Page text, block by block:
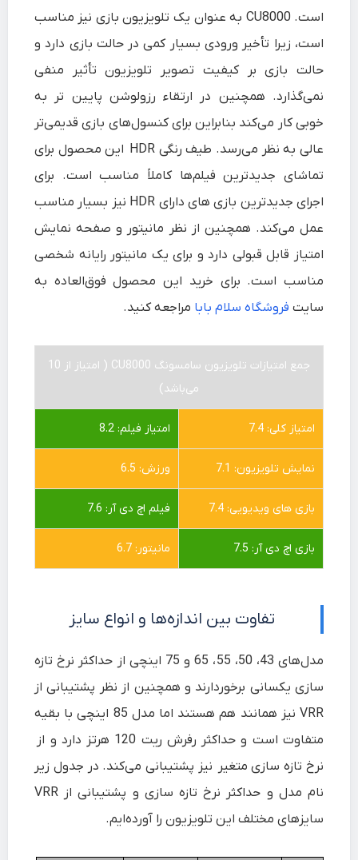
است. CU8000 به عنوان یک تلویزیون بازی نیز مناسب
است، زیرا تأخیر ورودی بسیار کمی در حالت بازی دارد و
حالت بازی بر کیفیت تصویر تلویزیون تأثیر منفی
نمی‌گذارد. همچنین در ارتقاء رزولوشن پایین تر به
خوبی کار می‌کند بنابراین برای کنسول‌های بازی قدیمی‌تر
عالی به نظر می‌رسد. طیف رنگی HDR این محصول برای
تماشای جدیدترین فیلم‌ها کاملاً مناسب است. برای
اجرای جدیدترین بازی های دارای HDR نیز بسیار مناسب
عمل می‌کند. همچنین از نظر مانیتور و صفحه نمایش
امتیاز قابل قبولی دارد و برای یک مانیتور رایانه شخصی
مناسب است. برای خرید این محصول فوق‌العاده به
سایت فروشگاه سلام بابا مراجعه کنید.
جمع امتیازات تلویزیون سامسونگ CU8000 ( امتیاز از 10
می‌باشد)
امتیاز کلی: 7.4 امتیاز فیلم: 8.2
نمایش تلویزیون: 7.1 ورزش: 6.5
بازی های ویدیویی: 7.4 فیلم اچ دی آر: 7.6
بازی اچ دی آر: 7.5 مانیتور: 6.7
تفاوت بین اندازه‌ها و انواع سایز
مدل‌های 43، 50، 55، 65 و 75 اینچی از حداکثر نرخ تازه
سازی یکسانی برخوردارند و همچنین از نظر پشتیبانی از
VRR نیز همانند هم هستند اما مدل 85 اینچی با بقیه
متفاوت است و حداکثر رفرش ریت 120 هرتز دارد و از
نرخ تازه سازی متغیر نیز پشتیبانی می‌کند. در جدول زیر
نام مدل و حداکثر نرخ تازه سازی و پشتیبانی از VRR
سایزهای مختلف این تلویزیون را آورده‌ایم.